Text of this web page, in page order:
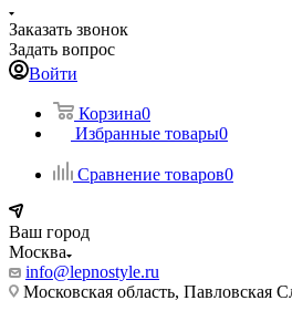
Заказать звонок
Задать вопрос
Войти
Корзина0
Избранные товары0
Сравнение товаров0
Ваш город
Москва
info@lepnostyle.ru
Московская область,